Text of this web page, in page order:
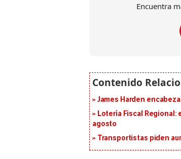
Encuentra
James Harden
Lotería Fiscal
agosto
Transportistas piden